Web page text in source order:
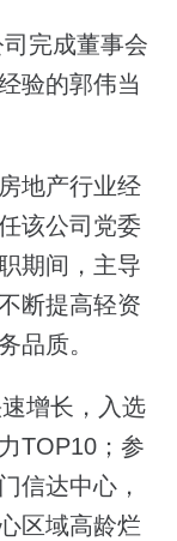
完成董事会
验的郭伟当
地产行业经
该公司党委
期间，主导
断提高轻资
品质。
增长，入选
TOP10；参
信达中心，
区域高龄烂